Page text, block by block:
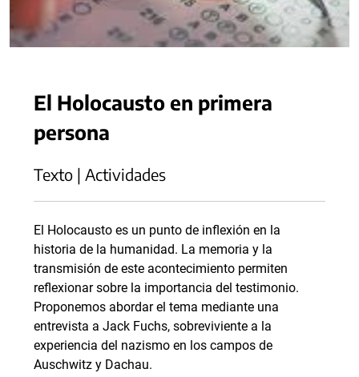
El Holocausto en primera
persona
Texto | Actividades
El Holocausto es un punto de inflexión en la
historia de la humanidad. La memoria y la
transmisión de este acontecimiento permiten
reflexionar sobre la importancia del testimonio.
Proponemos abordar el tema mediante una
entrevista a Jack Fuchs, sobreviviente a la
experiencia del nazismo en los campos de
Auschwitz y Dachau.